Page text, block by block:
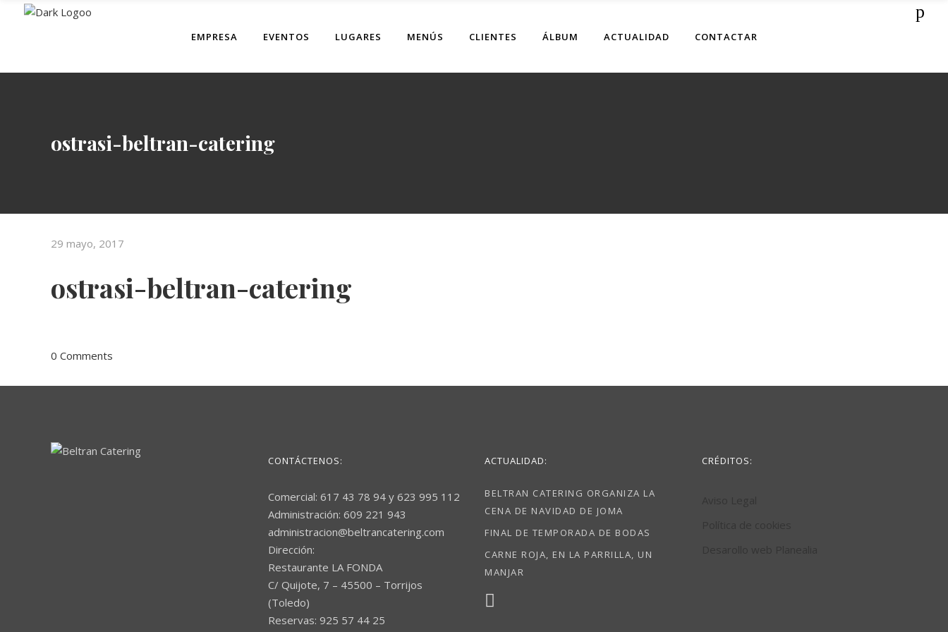
EMPRESA EVENTOS LUGARES MENÚS CLIENTES ÁLBUM ACTUALIDAD CONTACTAR
ostrasi-beltran-catering
29 mayo, 2017
ostrasi-beltran-catering
0 Comments
CONTÁCTENOS:
Comercial: 617 43 78 94 y 623 995 112
Administración: 609 221 943
administracion@beltrancatering.com
Dirección:
Restaurante LA FONDA
C/ Quijote, 7 – 45500 – Torrijos
(Toledo)
Reservas: 925 57 44 25
ACTUALIDAD:
BELTRAN CATERING ORGANIZA LA
CENA DE NAVIDAD DE JOMA
FINAL DE TEMPORADA DE BODAS
CARNE ROJA, EN LA PARRILLA, UN
MANJAR
CRÉDITOS: